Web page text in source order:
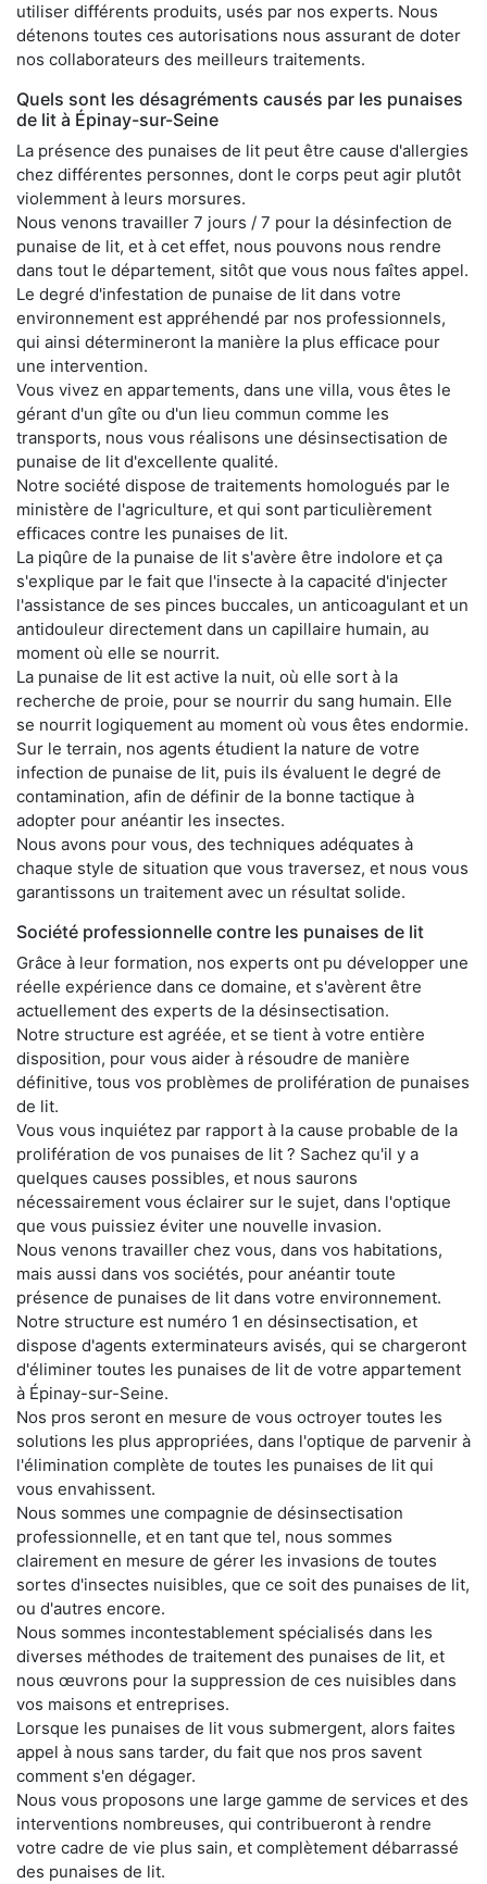
utiliser différents produits, usés par nos experts. Nous
détenons toutes ces autorisations nous assurant de doter
nos collaborateurs des meilleurs traitements.
Quels sont les désagréments causés par les punaises
de lit à Épinay-sur-Seine
La présence des punaises de lit peut être cause d'allergies
chez différentes personnes, dont le corps peut agir plutôt
violemment à leurs morsures.
Nous venons travailler 7 jours / 7 pour la désinfection de
punaise de lit, et à cet effet, nous pouvons nous rendre
dans tout le département, sitôt que vous nous faîtes appel.
Le degré d'infestation de punaise de lit dans votre
environnement est appréhendé par nos professionnels,
qui ainsi détermineront la manière la plus efficace pour
une intervention.
Vous vivez en appartements, dans une villa, vous êtes le
gérant d'un gîte ou d'un lieu commun comme les
transports, nous vous réalisons une désinsectisation de
punaise de lit d'excellente qualité.
Notre société dispose de traitements homologués par le
ministère de l'agriculture, et qui sont particulièrement
efficaces contre les punaises de lit.
La piqûre de la punaise de lit s'avère être indolore et ça
s'explique par le fait que l'insecte à la capacité d'injecter
l'assistance de ses pinces buccales, un anticoagulant et un
antidouleur directement dans un capillaire humain, au
moment où elle se nourrit.
La punaise de lit est active la nuit, où elle sort à la
recherche de proie, pour se nourrir du sang humain. Elle
se nourrit logiquement au moment où vous êtes endormie.
Sur le terrain, nos agents étudient la nature de votre
infection de punaise de lit, puis ils évaluent le degré de
contamination, afin de définir de la bonne tactique à
adopter pour anéantir les insectes.
Nous avons pour vous, des techniques adéquates à
chaque style de situation que vous traversez, et nous vous
garantissons un traitement avec un résultat solide.
Société professionnelle contre les punaises de lit
Grâce à leur formation, nos experts ont pu développer une
réelle expérience dans ce domaine, et s'avèrent être
actuellement des experts de la désinsectisation.
Notre structure est agréée, et se tient à votre entière
disposition, pour vous aider à résoudre de manière
définitive, tous vos problèmes de prolifération de punaises
de lit.
Vous vous inquiétez par rapport à la cause probable de la
prolifération de vos punaises de lit ? Sachez qu'il y a
quelques causes possibles, et nous saurons
nécessairement vous éclairer sur le sujet, dans l'optique
que vous puissiez éviter une nouvelle invasion.
Nous venons travailler chez vous, dans vos habitations,
mais aussi dans vos sociétés, pour anéantir toute
présence de punaises de lit dans votre environnement.
Notre structure est numéro 1 en désinsectisation, et
dispose d'agents exterminateurs avisés, qui se chargeront
d'éliminer toutes les punaises de lit de votre appartement
à Épinay-sur-Seine.
Nos pros seront en mesure de vous octroyer toutes les
solutions les plus appropriées, dans l'optique de parvenir à
l'élimination complète de toutes les punaises de lit qui
vous envahissent.
Nous sommes une compagnie de désinsectisation
professionnelle, et en tant que tel, nous sommes
clairement en mesure de gérer les invasions de toutes
sortes d'insectes nuisibles, que ce soit des punaises de lit,
ou d'autres encore.
Nous sommes incontestablement spécialisés dans les
diverses méthodes de traitement des punaises de lit, et
nous œuvrons pour la suppression de ces nuisibles dans
vos maisons et entreprises.
Lorsque les punaises de lit vous submergent, alors faites
appel à nous sans tarder, du fait que nos pros savent
comment s'en dégager.
Nous vous proposons une large gamme de services et des
interventions nombreuses, qui contribueront à rendre
votre cadre de vie plus sain, et complètement débarrassé
des punaises de lit.